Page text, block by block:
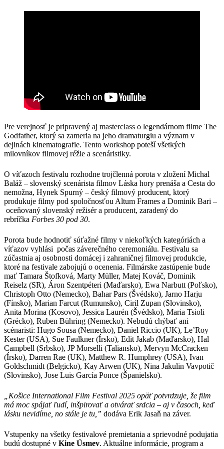
Pre verejnosť je pripravený aj masterclass o legendárnom filme The
Godfather, ktorý sa zameria na jeho dramaturgiu a význam v
dejinách kinematografie. Tento workshop poteší všetkých
milovníkov filmovej réžie a scenáristiky.
O víťazoch festivalu rozhodne trojčlenná porota v zložení Michal
Baláž – slovenský scenárista filmov Láska hory prenáša a Cesta do
nemožna, Hynek Spurný – český filmový producent, ktorý
produkuje filmy pod spoločnosťou Altum Frames a Dominik Bari –
oceňovaný slovenský režisér a producent, zaradený do
rebríčka Forbes 30 pod 30.
Porota bude hodnotiť súťažné filmy v niekoľkých kategóriách a
víťazov vyhlási počas záverečného ceremoniálu. Festivalu sa
zúčastnia aj osobnosti domácej i zahraničnej filmovej produkcie,
ktoré na festivale zabojujú o ocenenia. Filmárske zastúpenie bude
mať Tamara Štofková, Marty Müller, Matej Kováč, Dominik
Reiselz (SR), Áron Szentpéteri (Maďarsko), Ewa Narbutt (Poľsko),
Christoph Otto (Nemecko), Bahar Pars (Švédsko), Jarno Harju
(Fínsko), Marian Farcut (Rumunsko), Ciril Zupan (Slovinsko),
Anita Morina (Kosovo), Jessica Laurén (Švédsko), Maria Tsioli
(Grécko), Ruben Bühring (Nemecko). Nebudú chýbať ani
scénaristi: Hugo Sousa (Nemecko), Daniel Riccio (UK), Le’Roy
Kester (USA), Sue Faulkner (Írsko), Edit Jakab (Maďarsko), Hal
Campbell (Srbsko), JP Morselli (Taliansko), Mervyn McCracken
(Írsko), Darren Rae (UK), Matthew R. Humphrey (USA), Ivan
Goldschmidt (Belgicko), Kay Arwen (UK), Nina Jakulin Vavpotič
(Slovinsko), Jose Luis García Ponce (Španielsko).
„Košice International Film Festival 2025 opäť potvrdzuje, že film
má moc spájať ľudí, inšpirovať a otvárať srdcia – aj v časoch, keď
lásku nevidíme, no stále je tu,” dodáva Erik Jasaň na záver.
Vstupenky na všetky festivalové premietania a sprievodné podujatia
budú dostupné v Kine Úsmev. Aktuálne informácie, program a